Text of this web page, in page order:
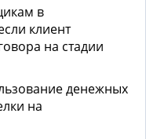
в
клиент
на стадии
денежных
на